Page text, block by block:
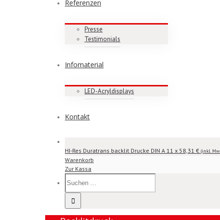
Referenzen
Presse
Testimonials
Infomaterial
LED-Acryldisplays
Kontakt
HI-Res Duratrans backlit Drucke DIN A 11 x 58,31 € (inkl.
Warenkorb
Zur Kassa